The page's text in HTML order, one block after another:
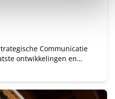
Communicatie
ontwikkelingen en